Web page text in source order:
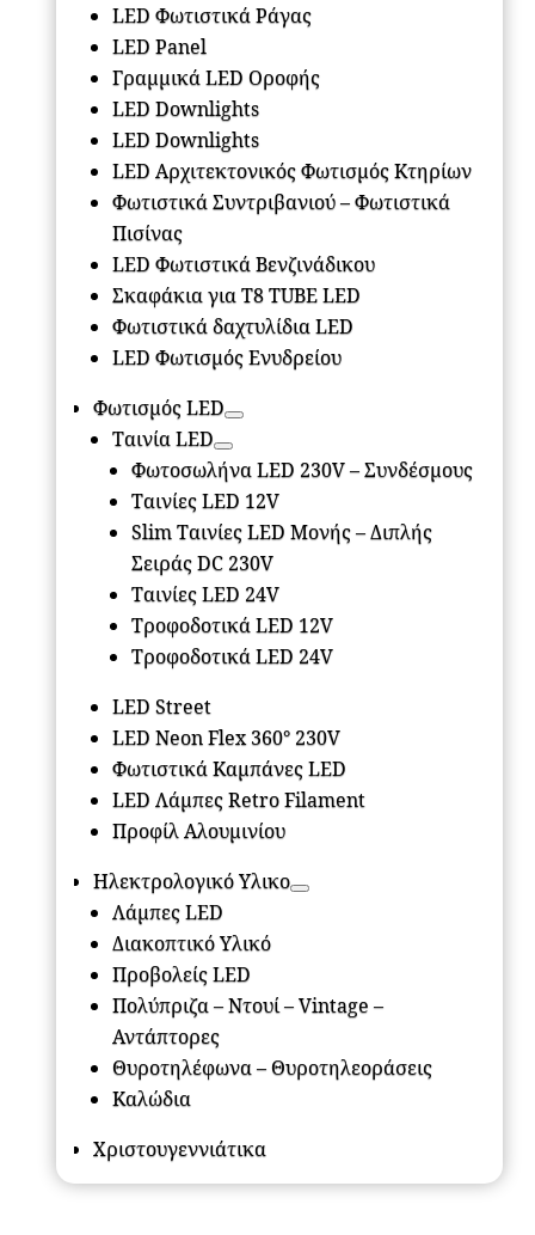
LED Φωτιστικά Ράγας
LED Panel
Γραμμικά LED Οροφής
LED Downlights
LED Downlights
LED Αρχιτεκτονικός Φωτισμός Κτηρίων
Φωτιστικά Συντριβανιού – Φωτιστικά
Πισίνας
LED Φωτιστικά Βενζινάδικου
Σκαφάκια για Τ8 ΤUBE LED
Φωτιστικά δαχτυλίδια LED
LED Φωτισμός Ενυδρείου
Φωτισμός LED
Ταινία LED
Φωτοσωλήνα LED 230V – Συνδέσμους
Ταινίες LED 12V
Slim Ταινίες LED Μονής – Διπλής
Σειράς DC 230V
Ταινίες LED 24V
Τροφοδοτικά LED 12V
Τροφοδοτικά LED 24V
LED Street
LED Neon Flex 360° 230V
Φωτιστικά Καμπάνες LED
LED Λάμπες Retro Filament
Προφίλ Αλουμινίου
Ηλεκτρολογικό Υλικο
Λάμπες LED
Διακοπτικό Υλικό
Προβολείς LED
Πολύπριζα – Ντουί – Vintage –
Αντάπτορες
Θυροτηλέφωνα – Θυροτηλεοράσεις
Καλώδια
Χριστουγεννιάτικα